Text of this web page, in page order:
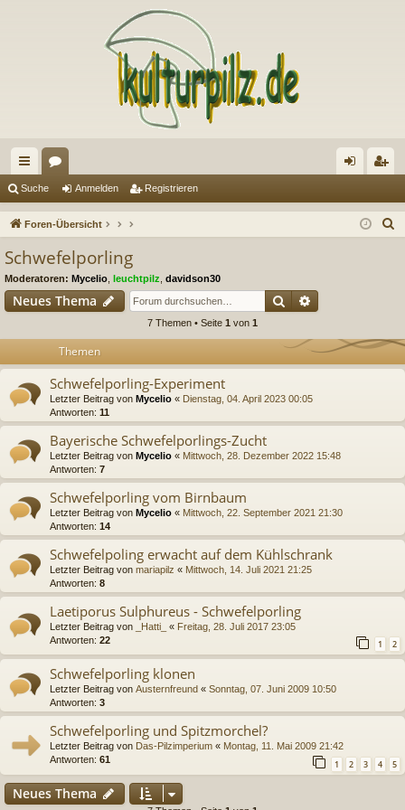
ch
ne
riff
en m ist
Suche Anmelden Registrieren
Foren-Übersicht
Schwefelporling
Moderatoren: Mycelio leuchtpilz davidson30
Neues Thema Suche
7 Themen • Seite 1 von 1
Themen
Schwefelporling-Experiment
Letzter Beitrag von Mycelio « Dienstag, 04. April 2023 00:05
Antworten: 11
Bayerische Schwefelporlings-Zucht
Letzter Beitrag von Mycelio « Mittwoch, 28. Dezember 2022 15:48
Antworten: 7
Schwefelporling vom Birnbaum
Letzter Beitrag von Mycelio « Mittwoch, 22. September 2021 21:30
Antworten: 14
Schwefelpoling erwacht auf dem Kühlschrank
Letzter Beitrag von mariapilz « Mittwoch, 14. Juli 2021 21:25
Antworten: 8
Laetiporus Sulphureus - Schwefelporling
Letzter Beitrag von _Hatti_ « Freitag, 28. Juli 2017 23:05
Antworten: 22 1 2
Schwefelporling klonen
Letzter Beitrag von Austernfreund « Sonntag, 07. Juni 2009 10:50
Antworten: 3
Schwefelporling und Spitzmorchel?
Letzter Beitrag von Das-Pilzimperium « Montag, 11. Mai 2009 21:42
Antworten: 61 1 2 3 4 5
Neues Thema